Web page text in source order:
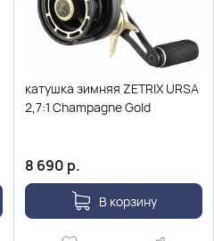
катушка зимняя ZETRIX URSA
2,7:1 Champagne Gold
8 690 р.
В корзину